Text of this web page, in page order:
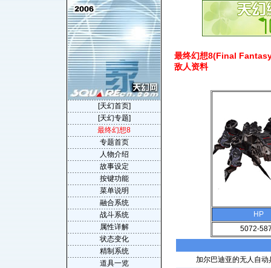
最终幻想8(Final
敌人资料
HP
5072-
加尔巴迪亚的无人自动
[天幻首页]
[天幻专题]
最终幻想8
专题首页
人物介绍
故事设定
按键功能
菜单说明
融合系统
战斗系统
属性详解
状态变化
精制系统
道具一览